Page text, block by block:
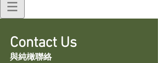
Contact Us
與純橄聯絡